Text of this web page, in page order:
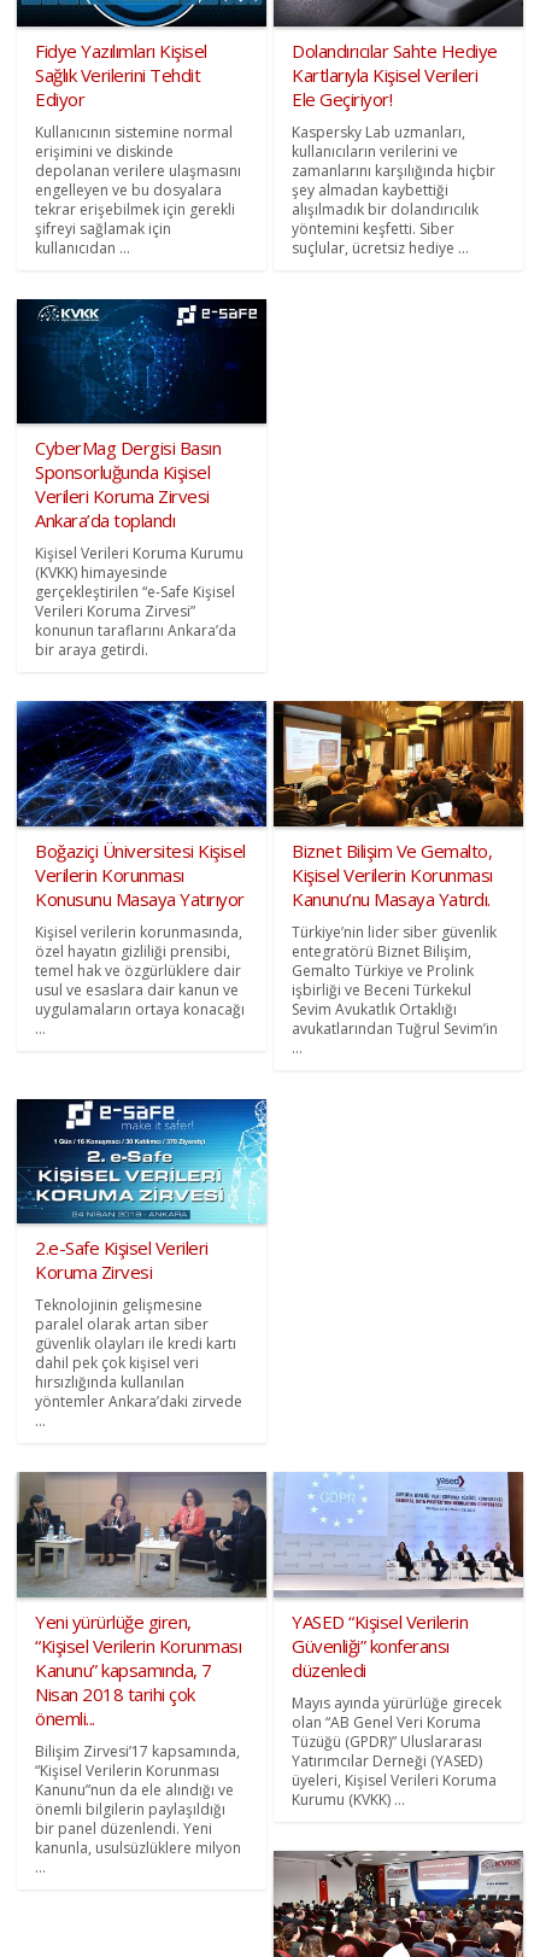
Fidye Yazılımları Kişisel
Sağlık Verilerini Tehdit
Ediyor
Kullanıcının sistemine normal
erişimini ve diskinde
depolanan verilere ulaşmasını
engelleyen ve bu dosyalara
tekrar erişebilmek için gerekli
şifreyi sağlamak için
kullanıcıdan ...
Dolandırıcılar Sahte Hediye
Kartlarıyla Kişisel Verileri
Ele Geçiriyor!
Kaspersky Lab uzmanları,
kullanıcıların verilerini ve
zamanlarını karşılığında hiçbir
şey almadan kaybettiği
alışılmadık bir dolandırıcılık
yöntemini keşfetti. Siber
suçlular, ücretsiz hediye ...
CyberMag Dergisi Basın
Sponsorluğunda Kişisel
Verileri Koruma Zirvesi
Ankara’da toplandı
Kişisel Verileri Koruma Kurumu
(KVKK) himayesinde
gerçekleştirilen “e-Safe Kişisel
Verileri Koruma Zirvesi”
konunun taraflarını Ankara’da
bir araya getirdi.
Boğaziçi Üniversitesi Kişisel
Verilerin Korunması
Konusunu Masaya Yatırıyor
Kişisel verilerin korunmasında,
özel hayatın gizliliği prensibi,
temel hak ve özgürlüklere dair
usul ve esaslara dair kanun ve
uygulamaların ortaya konacağı
...
Biznet Bilişim Ve Gemalto,
Kişisel Verilerin Korunması
Kanunu’nu Masaya Yatırdı.
Türkiye’nin lider siber güvenlik
entegratörü Biznet Bilişim,
Gemalto Türkiye ve Prolink
işbirliği ve Beceni Türkekul
Sevim Avukatlık Ortaklığı
avukatlarından Tuğrul Sevim’in
...
2.e-Safe Kişisel Verileri
Koruma Zirvesi
Teknolojinin gelişmesine
paralel olarak artan siber
güvenlik olayları ile kredi kartı
dahil pek çok kişisel veri
hırsızlığında kullanılan
yöntemler Ankara’daki zirvede
...
Yeni yürürlüğe giren,
“Kişisel Verilerin Korunması
Kanunu” kapsamında, 7
Nisan 2018 tarihi çok
önemli...
Bilişim Zirvesi’17 kapsamında,
“Kişisel Verilerin Korunması
Kanunu”nun da ele alındığı ve
önemli bilgilerin paylaşıldığı
bir panel düzenlendi. Yeni
kanunla, usulsüzlüklere milyon
...
YASED “Kişisel Verilerin
Güvenliği” konferansı
düzenledi
Mayıs ayında yürürlüğe girecek
olan “AB Genel Veri Koruma
Tüzüğü (GPDR)” Uluslararası
Yatırımcılar Derneği (YASED)
üyeleri, Kişisel Verileri Koruma
Kurumu (KVKK) ...